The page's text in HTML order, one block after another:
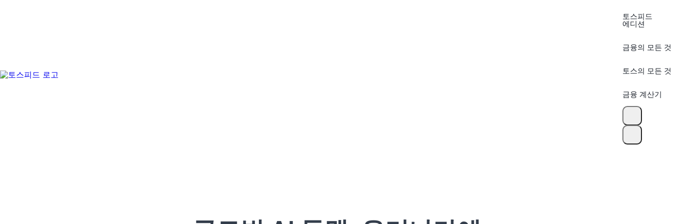
토스피드
에디션
금융의 모든 것
토스의 모든 것
금융 계산기